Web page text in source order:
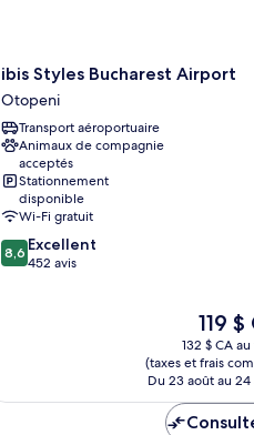
ibis
Styles
Bucharest
Airport
Otopeni
ibis Styles Bucharest Airport
Otopeni
Transport aéroportuaire
Animaux de compagnie
acceptés
Stationnement
disponible
Wi-Fi gratuit
8.6
sur
8,6 Excellent
452 avis
Le
prix
est
de
119 $ CA
119 $
132 $ CA
(taxes et frais
Du 23 août au